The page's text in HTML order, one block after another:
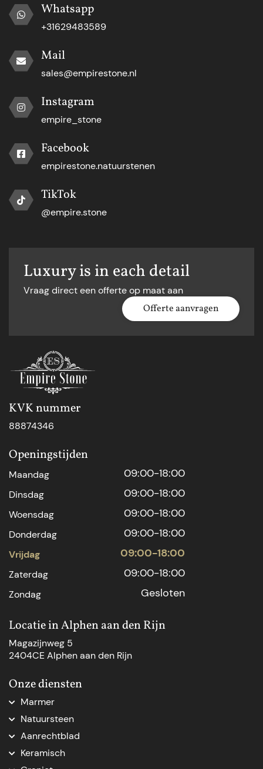
Whatsapp
+31629483589
Mail
sales@empirestone.nl
Instagram
empire_stone
Facebook
empirestone.natuurstenen
TikTok
@empire.stone
Luxury is in each detail
Vraag direct een offerte op maat aan
Offerte aanvragen
KVK nummer
88874346
Openingstijden
Maandag 09:00-18:00
Dinsdag 09:00-18:00
Woensdag 09:00-18:00
Donderdag 09:00-18:00
Vrijdag 09:00-18:00
Zaterdag 09:00-18:00
Zondag Gesloten
Locatie in Alphen aan den Rijn
Magazijnweg 5
2404CE Alphen aan den Rijn
Onze diensten
Marmer
Marmer aanrechtblad
Marmer natuursteen
Marmer op maat
Natuursteen
Natuursteen Den Haag
Natuursteenblad op maat
Aanrechtblad
Aanrechtblad op maat
Keramisch
Keramische keukenbladen